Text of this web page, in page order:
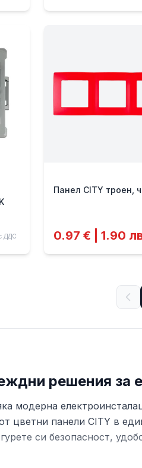
ДДС
Панел CITY троен,
0.97 € | 1.90
решения за
модерна
цветни панели CITY в
си безопасност,